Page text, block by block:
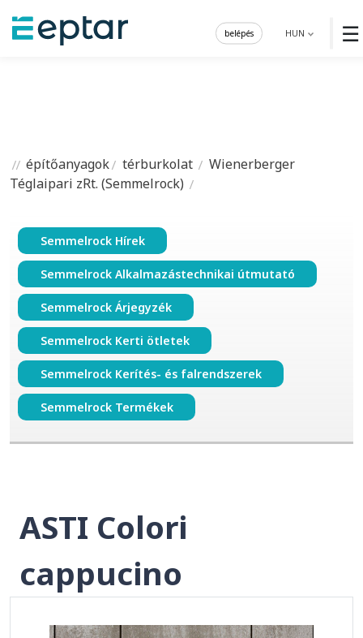
☰
HUN
belépés
építőanyagok térburkolat
Wienerberger
Téglaipari zRt. (Semmelrock)
Semmelrock Hírek
Semmelrock Alkalmazástechnikai útmutató
Semmelrock Árjegyzék
Semmelrock Kerti ötletek
Semmelrock Kerítés- és falrendszerek
Semmelrock Termékek
ASTI Colori
cappucino